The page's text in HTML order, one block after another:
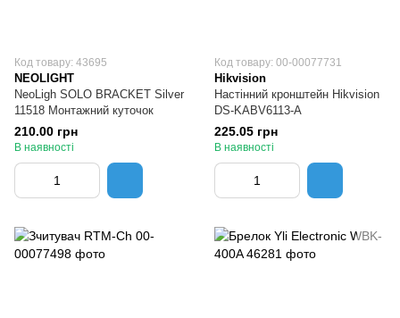
Код товару: 43695
NEOLIGHT
NeoLigh SOLO BRACKET Silver
11518 Монтажний куточок
210.00 грн
В наявності
Код товару: 00-00077731
Hikvision
Настінний кронштейн Hikvision
DS-KABV6113-A
225.05 грн
В наявності